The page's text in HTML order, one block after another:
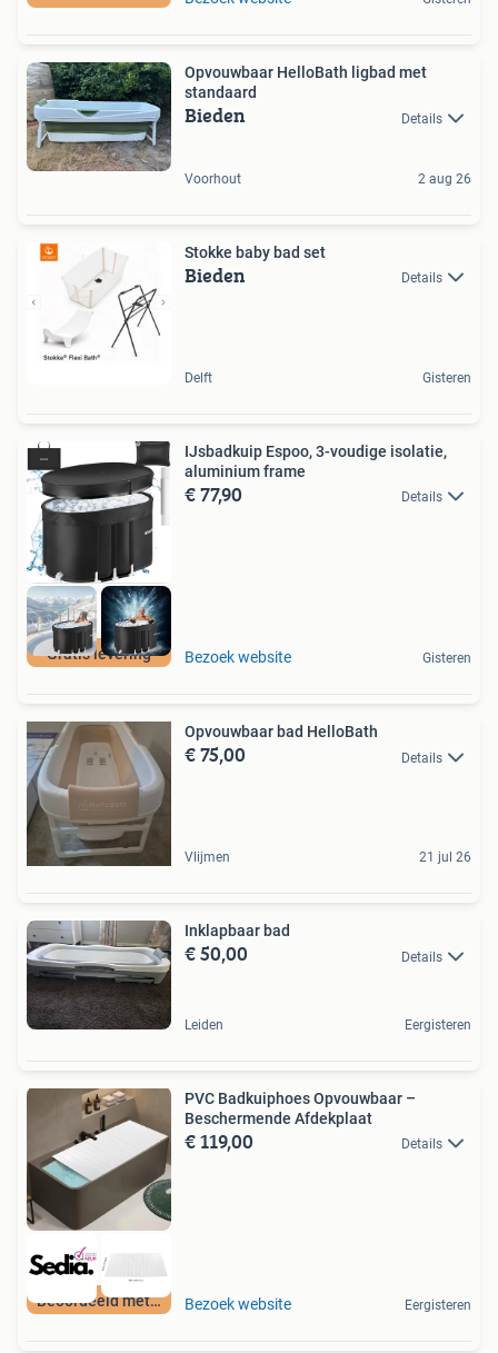
Opvouwbaar HelloBath ligbad met
standaard
Bieden Details
Voorhout 2 aug 26
Stokke baby bad set
Bieden Details
Delft Gisteren
Gratis levering
IJsbadkuip Espoo, 3-voudige isolatie,
aluminium frame
€ 77,90 Details
Bezoek website Gisteren
Opvouwbaar bad HelloBath
€ 75,00 Details
Vlijmen 21 jul 26
Inklapbaar bad
€ 50,00 Details
Leiden Eergisteren
Beoordeeld met 9+
PVC Badkuiphoes Opvouwbaar –
Beschermende Afdekplaat
€ 119,00 Details
Bezoek website Eergisteren